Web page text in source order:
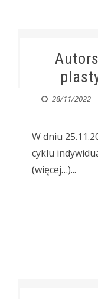
28/11/2022
W dniu
cyklu
(więcej…)...